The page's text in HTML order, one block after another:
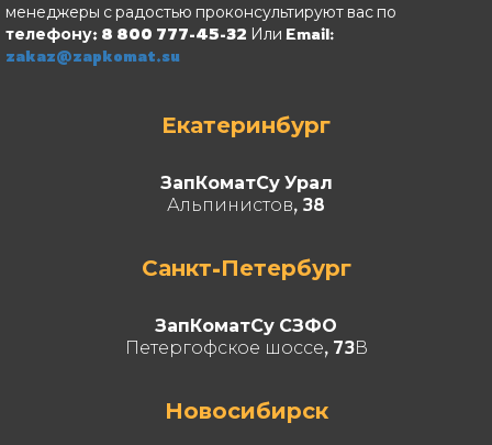
менеджеры с радостью проконсультируют вас по
телефону: 8 800 777-45-32 Или Email:
zakaz@zapkomat.su
Екатеринбург
ЗапКоматСу Урал
Альпинистов, 38
Санкт-Петербург
ЗапКоматСу СЗФО
Петергофское шоссе, 73В
Новосибирск